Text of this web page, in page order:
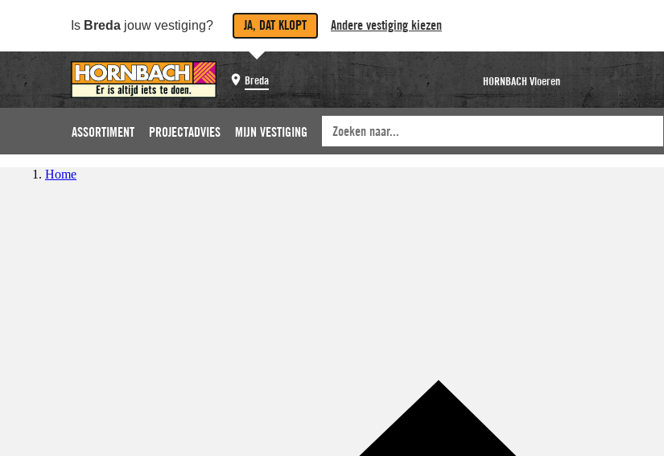
Is Breda jouw vestiging? JA, DAT KLOPT Andere vestiging kiezen
Breda HORNBACH Vloeren
ASSORTIMENT PROJECTADVIES MIJN VESTIGING
Home